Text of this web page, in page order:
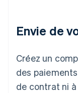
Envie de
Créez un
des
de contrat ni
Japon
Lettonie
English
Liechtenstein
DeutschEnglish